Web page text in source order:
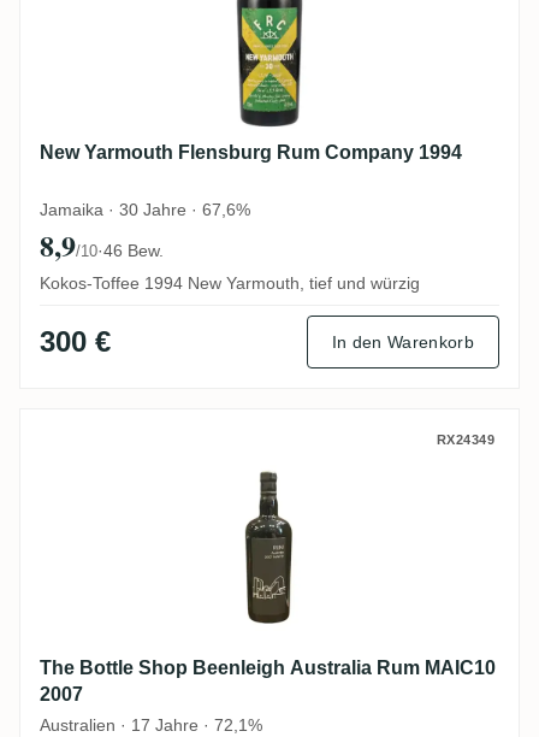
New Yarmouth Flensburg Rum Company 1994
Jamaika · 30 Jahre · 67,6%
8,9/10·46 Bew.
Kokos-Toffee 1994 New Yarmouth, tief und würzig
300 € In den Warenkorb
The Bottle Shop Beenleigh Australia Rum
RX24349
The Bottle Shop Beenleigh Australia Rum MAIC10
2007
Australien · 17 Jahre · 72,1%